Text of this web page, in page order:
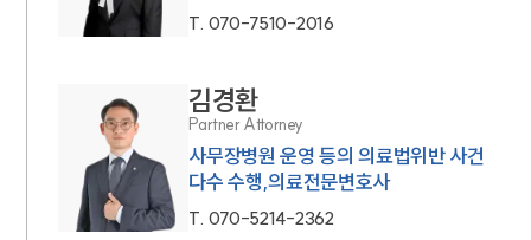
T. 070-7510-2016
김경환
Partner Attorney
사무장병원 운영 등의 의료법위반 사건
다수 수행,의료전문변호사
T. 070-5214-2362